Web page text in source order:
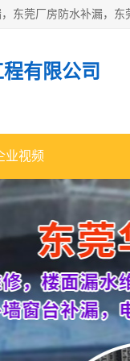
有限公司
业视频